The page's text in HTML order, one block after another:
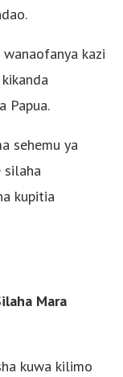
kazi
Papua.
sehemu ya
silaha
kupitia
Mara
kuwa kilimo